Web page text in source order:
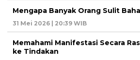
Mengapa Banyak Orang Sulit
31 Mei 2026 | 20:39 WIB
Memahami Manifestasi Secara
ke Tindakan